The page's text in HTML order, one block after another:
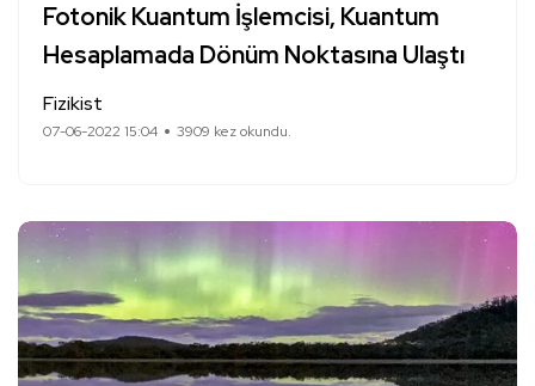
Fotonik Kuantum İşlemcisi, Kuantum
Hesaplamada Dönüm Noktasına Ulaştı
Fizikist
07-06-2022 15:04 3909 kez okundu.